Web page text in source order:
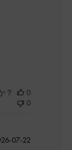
？
0
0
公
07-22